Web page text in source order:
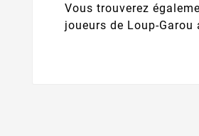
Vous trouverez
joueurs de Loup-